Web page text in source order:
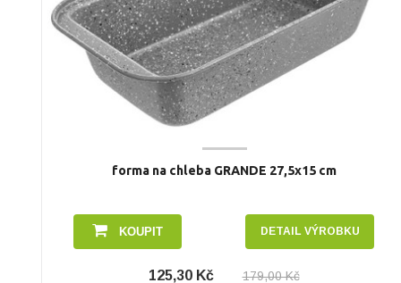
forma na chleba GRANDE 27,5x15 cm
KOUPIT DETAIL VÝROBKU
125,30 Kč 179,00 Kč